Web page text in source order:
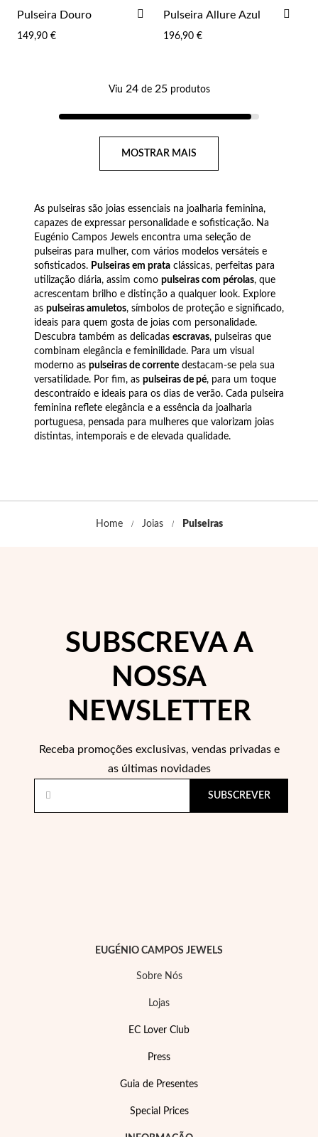
Pérolas
Pulseira Douro
149,90 €
ADICIONAR
FAVORITOS
Pulseira Allure Azul
196,90 €
Viu 24de 25produtos
MOSTRAR MAIS
As pulseiras são joias essenciais na joalharia feminina,
capazes de expressar personalidade e sofisticação. Na
Eugénio Campos Jewels encontra uma seleção de
pulseiras para mulher, com vários modelos versáteis e
sofisticados. Pulseiras em prata clássicas, perfeitas para
utilização diária, assim como pulseiras com pérolas, que
acrescentam brilho e distinção a qualquer look. Explore
as pulseiras amuletos, símbolos de proteção e significado,
ideais para quem gosta de joias com personalidade.
Descubra também as delicadas escravas, pulseiras que
combinam elegância e feminilidade. Para um visual
moderno as pulseiras de corrente destacam-se pela sua
versatilidade. Por fim, as pulseiras de pé, para um toque
descontraído e ideais para os dias de verão. Cada pulseira
feminina reflete elegância e a essência da joalharia
portuguesa, pensada para mulheres que valorizam joias
distintas, intemporais e de elevada qualidade.
Home Joias Pulseiras
SUBSCREVA A
NOSSA
NEWSLETTER
Receba promoções exclusivas, vendas privadas e
as últimas novidades
SUBSCREVER
EUGÉNIO CAMPOS JEWELS
Sobre Nós
Lojas
EC Lover Club
Press
Guia de Presentes
Special Prices